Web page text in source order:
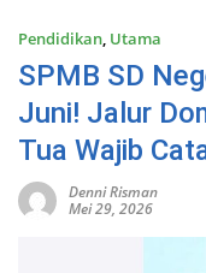
Pendidikan, Utama
SPMB SD
Juni! Jalur
Tua Wajib
Denni Risman
Mei 29, 2026